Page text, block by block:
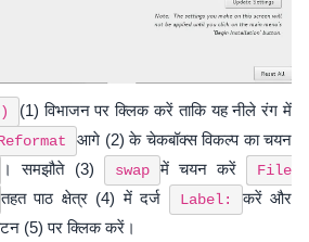
(1) विभाजन पर क्लिक करें ताकि यह नीले रंग में
आगे (2) के चेकबॉक्स विकल्प का चयन
। समझौते (3) swap में चयन करें
File
तहत पाठ क्षेत्र (4) में दर्ज Label: करें और
(5) पर क्लिक करें।